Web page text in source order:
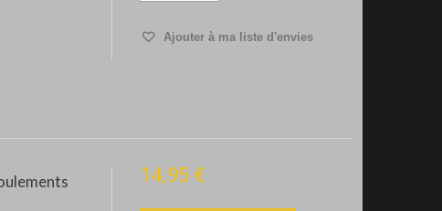
Ajouter à ma liste d'envies
14,95 €